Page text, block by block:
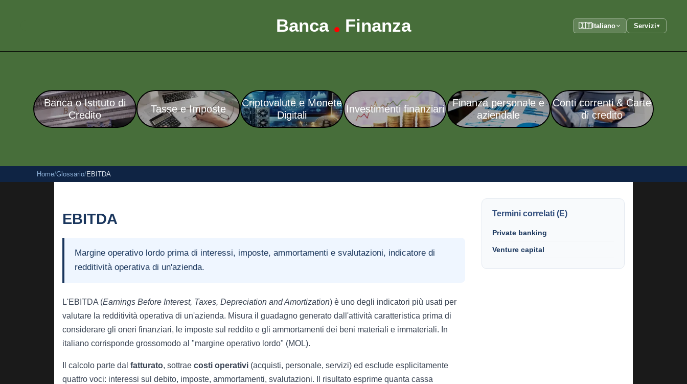
Banca • Finanza 🇮🇹Italiano Servizi▾
Banca o Istituto di
Credito
Tasse e Imposte
Criptovalute e Monete
Digitali
Investimenti finanziari
Finanza personale e
aziendale
Conti correnti & Carte
di credito
Home/Glossario/EBITDA
EBITDA
Margine operativo lordo prima di interessi, imposte, ammortamenti e svalutazioni, indicatore di
redditività operativa di un'azienda.
L'EBITDA (Earnings Before Interest, Taxes, Depreciation and Amortization) è uno degli indicatori più usati per
valutare la redditività operativa di un'azienda. Misura il guadagno generato dall'attività caratteristica prima di
considerare gli oneri finanziari, le imposte sul reddito e gli ammortamenti dei beni materiali e immateriali. In
italiano corrisponde grossomodo al "margine operativo lordo" (MOL).
Il calcolo parte dal fatturato, sottrae costi operativi (acquisti, personale, servizi) ed esclude esplicitamente
quattro voci: interessi sul debito, imposte, ammortamenti, svalutazioni. Il risultato esprime quanta cassa
Termini correlati (E)
Private banking
Venture capital